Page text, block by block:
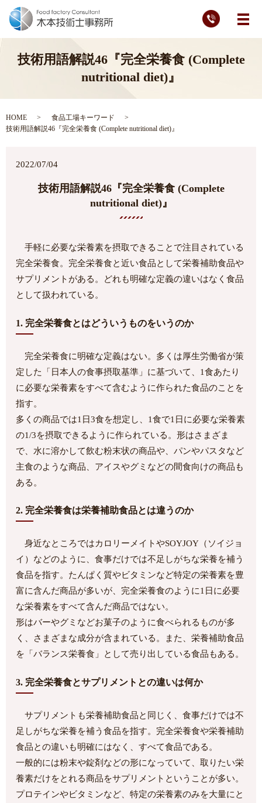
メ
技術用語解説46『完全栄養食 (Complete
nutritional diet)』
HOME
食品工場キーワード
技術用語解説46『完全栄養食 (Complete nutritional diet)』
2022/07/04
技術用語解説46『完全栄養食 (Complete
nutritional diet)』
手軽に必要な栄養素を摂取できることで注目されている
完全栄養食。完全栄養食と近い食品として栄養補助食品や
サプリメントがある。どれも明確な定義の違いはなく食品
として扱われている。
1. 完全栄養食とはどういうものをいうのか
完全栄養食に明確な定義はない。多くは厚生労働省が策
定した「日本人の食事摂取基準」に基づいて、1食あたり
に必要な栄養素をすべて含むように作られた食品のことを
指す。
多くの商品では1日3食を想定し、1食で1日に必要な栄養素
の1/3を摂取できるように作られている。形はさまざま
で、水に溶かして飲む粉末状の商品や、パンやパスタなど
主食のような商品、アイスやグミなどの間食向けの商品も
ある。
2. 完全栄養食は栄養補助食品とは違うのか
身近なところではカロリーメイトやSOYJOY（ソイジョ
イ）などのように、食事だけでは不足しがちな栄養を補う
食品を指す。たんぱく質やビタミンなど特定の栄養素を豊
富に含んだ商品が多いが、完全栄養食のように1日に必要
な栄養素をすべて含んだ商品ではない。
形はバーやグミなどお菓子のように食べられるものが多
く、さまざまな成分が含まれている。また、栄養補助食品
を「バランス栄養食」として売り出している食品もある。
3. 完全栄養食とサプリメントとの違いは何か
サプリメントも栄養補助食品と同じく、食事だけでは不
足しがちな栄養を補う食品を指す。完全栄養食や栄養補助
食品との違いも明確にはなく、すべて食品である。
一般的には粉末や錠剤などの形になっていて、取りたい栄
養素だけをとれる商品をサプリメントということが多い。
プロテインやビタミンなど、特定の栄養素のみを大量にと